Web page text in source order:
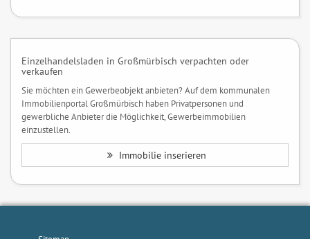
Einzelhandelsladen in Großmürbisch verpachten oder
verkaufen
Sie möchten ein Gewerbeobjekt anbieten? Auf dem kommunalen
Immobilienportal Großmürbisch haben Privatpersonen und
gewerbliche Anbieter die Möglichkeit, Gewerbeimmobilien
einzustellen.
Immobilie inserieren